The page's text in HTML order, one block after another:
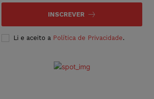
INSCREVER
Li e aceito a Política de Privacidade.